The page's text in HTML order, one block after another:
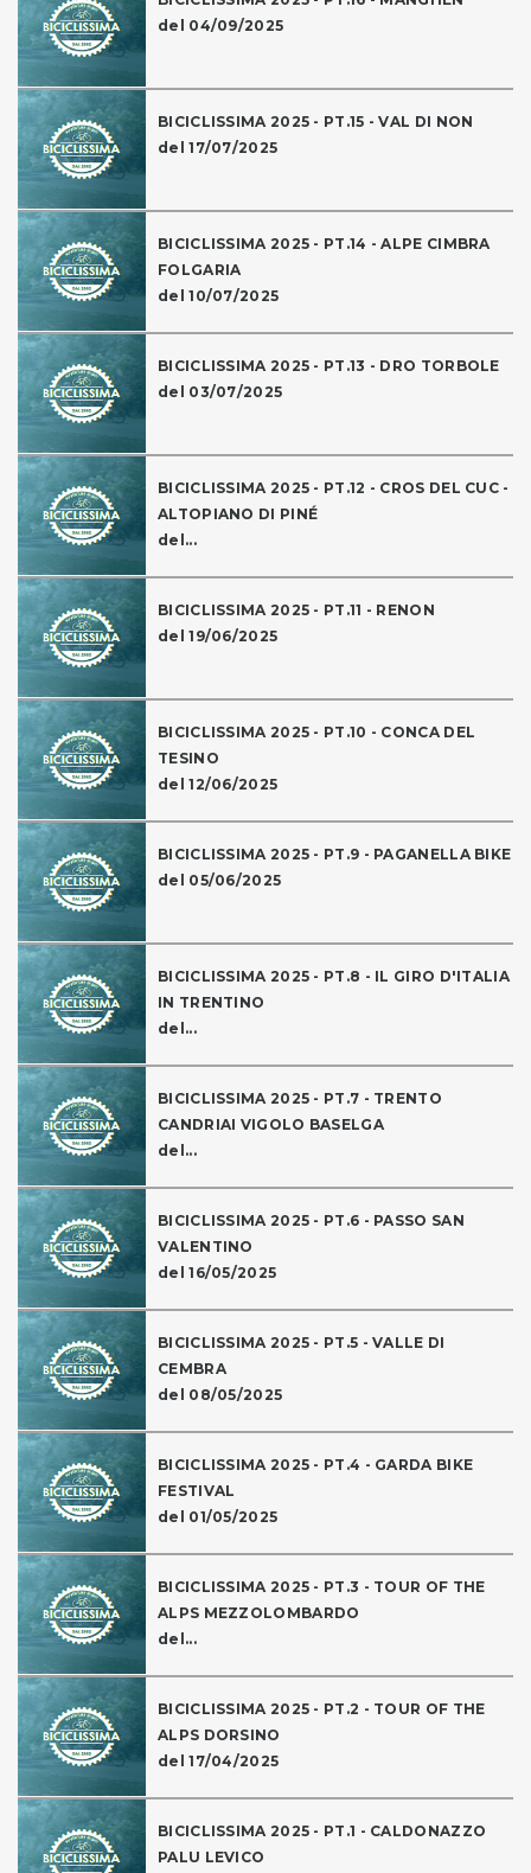
del 04/09/2025
BICICLISSIMA 2025 - PT.15 - VAL DI NON
del 17/07/2025
BICICLISSIMA 2025 - PT.14 - ALPE CIMBRA
FOLGARIA
del 10/07/2025
BICICLISSIMA 2025 - PT.13 - DRO TORBOLE
del 03/07/2025
BICICLISSIMA 2025 - PT.12 - CROS DEL CUC -
ALTOPIANO DI PINÉ
del...
BICICLISSIMA 2025 - PT.11 - RENON
del 19/06/2025
BICICLISSIMA 2025 - PT.10 - CONCA DEL
TESINO
del 12/06/2025
BICICLISSIMA 2025 - PT.9 - PAGANELLA BIKE
del 05/06/2025
BICICLISSIMA 2025 - PT.8 - IL GIRO D'ITALIA
IN TRENTINO
del...
BICICLISSIMA 2025 - PT.7 - TRENTO
CANDRIAI VIGOLO BASELGA
del...
BICICLISSIMA 2025 - PT.6 - PASSO SAN
VALENTINO
del 16/05/2025
BICICLISSIMA 2025 - PT.5 - VALLE DI
CEMBRA
del 08/05/2025
BICICLISSIMA 2025 - PT.4 - GARDA BIKE
FESTIVAL
del 01/05/2025
BICICLISSIMA 2025 - PT.3 - TOUR OF THE
ALPS MEZZOLOMBARDO
del...
BICICLISSIMA 2025 - PT.2 - TOUR OF THE
ALPS DORSINO
del 17/04/2025
BICICLISSIMA 2025 - PT.1 - CALDONAZZO
PALU LEVICO